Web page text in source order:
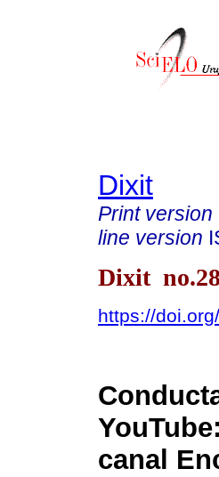
Dixit
Print version
line version
Dixit
https://
YouTube:
canal